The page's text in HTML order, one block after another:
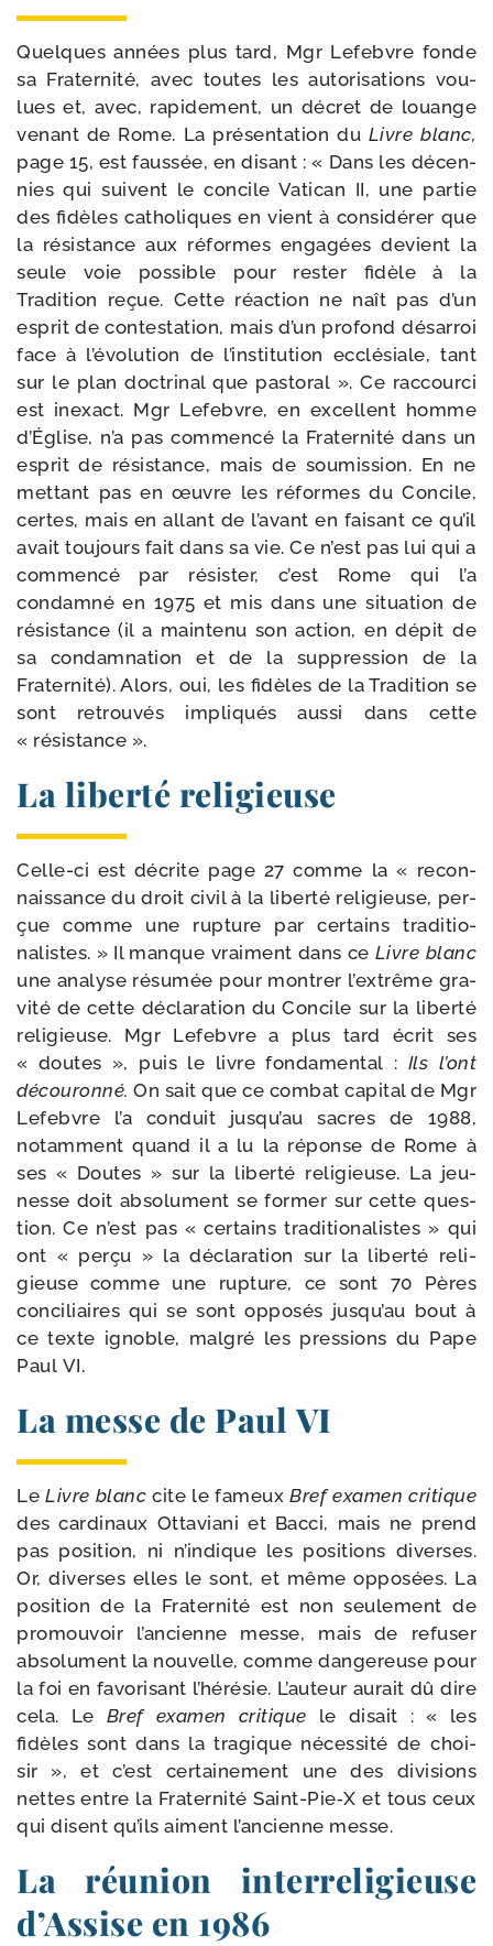
Quelques années plus tard, Mgr Le­febvre fonde
sa Fraternité, avec toutes les auto­ri­sa­tions vou­
lues et, avec, rapi­de­ment, un décret de louange
venant de Rome. La présen­tation du Livre blanc,
page 15, est faus­sée, en disant : « Dans les décen­
nies qui suivent le concile Vatican II, une par­tie
des fidèles catho­liques en vient à consi­dé­rer que
la résis­tance aux réformes enga­gées devient la
seule voie pos­sible pour res­ter fidèle à la
Tradition reçue. Cette réac­tion ne naît pas d’un
esprit de contes­ta­tion, mais d’un pro­fond désar­roi
face à l’é­vo­lu­tion de l’ins­ti­tu­tion ecclé­siale, tant
sur le plan doc­tri­nal que pasto­ral ». Ce rac­cour­ci
est inexact. Mgr Le­febvre, en excellent homme
d’Église, n’a pas com­men­cé la Fraternité dans un
esprit de résis­tance, mais de sou­mission. En ne
met­tant pas en œuvre les réformes du Concile,
certes, mais en allant de l’a­vant en fai­sant ce qu’il
avait tou­jours fait dans sa vie. Ce n’est pas lui qui a
com­men­cé par ré­sister, c’est Rome qui l’a
condam­né en 1975 et mis dans une situa­tion de
résis­tance (il a main­te­nu son action, en dépit de
sa condam­na­tion et de la sup­pres­sion de la
Fraternité). Alors, oui, les fidèles de la Tradition se
sont retrou­vés impli­qués aus­si dans cette
« résistance ».
La liberté religieuse
Celle-​ci est décrite page 27 comme la « recon­
nais­sance du droit civil à la li­berté reli­gieuse, per­
çue comme une rup­ture par cer­tains traditio­
nalistes. » Il manque vrai­ment dans ce Livre blanc
une ana­lyse résu­mée pour mon­trer l’ex­trême gra­
vi­té de cette décla­ra­tion du Concile sur la liber­té
reli­gieuse. Mgr Lefebvre a plus tard écrit ses
« doutes », puis le livre fon­damental : Ils l’ont
découron­né. On sait que ce com­bat capi­tal de Mgr
Lefebvre l’a conduit jus­qu’au sacres de 1988,
notam­ment quand il a lu la réponse de Rome à
ses « Doutes » sur la liber­té reli­gieuse. La jeu­
nesse doit ab­solument se for­mer sur cette ques­
tion. Ce n’est pas « cer­tains tra­di­tio­na­listes » qui
ont « per­çu » la déclara­tion sur la liber­té reli­
gieuse comme une rup­ture, ce sont 70 Pères
conci­liaires qui se sont oppo­sés jus­qu’au bout à
ce texte ignoble, mal­gré les pres­sions du Pape
Paul VI.
La messe de Paul VI
Le Livre blanc cite le fameux Bref exa­men cri­tique
des car­di­naux Ottaviani et Bacci, mais ne prend
pas posi­tion, ni n’in­dique les posi­tions diverses.
Or, diverses elles le sont, et même oppo­sées. La
posi­tion de la Fraternité est non seule­ment de
pro­mou­voir l’an­cienne messe, mais de refu­ser
absolu­ment la nou­velle, comme dan­ge­reuse pour
la foi en favo­ri­sant l’hé­ré­sie. L’auteur aurait dû dire
cela. Le Bref exa­men cri­tique le disait : « les
fidèles sont dans la tra­gique néces­si­té de choi­
sir », et c’est cer­tai­ne­ment une des divi­sions
nettes entre la Fraterni­té Saint-​Pie‑X et tous ceux
qui disent qu’ils aiment l’an­cienne messe.
La réunion interreligieuse
d’Assise en 1986